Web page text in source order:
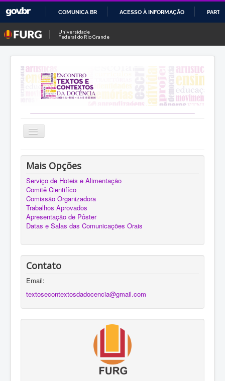
O
CONTEÚDO
COMUNICA BR ACESSO À INFORMAÇÃO
Universidade
Federal do Rio Grande
Alternar
Sobre
Eixos Temáticos
Submissão
Local do Evento
Inscrição
Mais Opções
Serviço de Hoteis e Alimentação
Comitê Cientifíco
Comissão Organizadora
Trabalhos Aprovados
Apresentação de Pôster
Datas e Salas das Comunicações Orais
Contato
Email:
textosecontextosdadocencia@gmail.com